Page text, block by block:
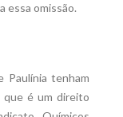
essa omissão.
Paulínia tenham
que é um direito